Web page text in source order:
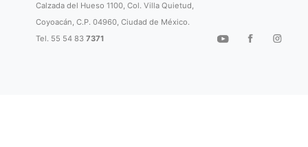
Calzada del Hueso 1100, Col. Villa Quietud,
Coyoacán, C.P. 04960, Ciudad de México.
Tel. 55 54 837371